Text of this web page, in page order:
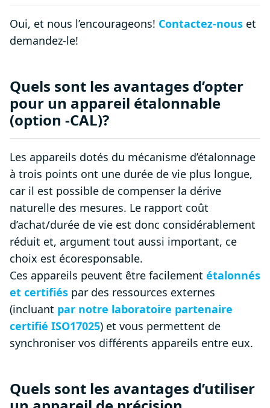
Oui, et nous l’encourageons! Contactez-nous et
demandez-le!
Quels sont les avantages d’opter
pour un appareil étalonnable
(option -CAL)?
Les appareils dotés du mécanisme d’étalonnage
à trois points ont une durée de vie plus longue,
car il est possible de compenser la dérive
naturelle des mesures. Le rapport coût
d’achat/durée de vie est donc considérablement
réduit et, argument tout aussi important, ce
choix est écoresponsable.
Ces appareils peuvent être facilement étalonnés
et certifiés par des ressources externes
(incluant par notre laboratoire partenaire
certifié ISO17025) et vous permettent de
synchroniser vos différents appareils entre eux.
Quels sont les avantages d’utiliser